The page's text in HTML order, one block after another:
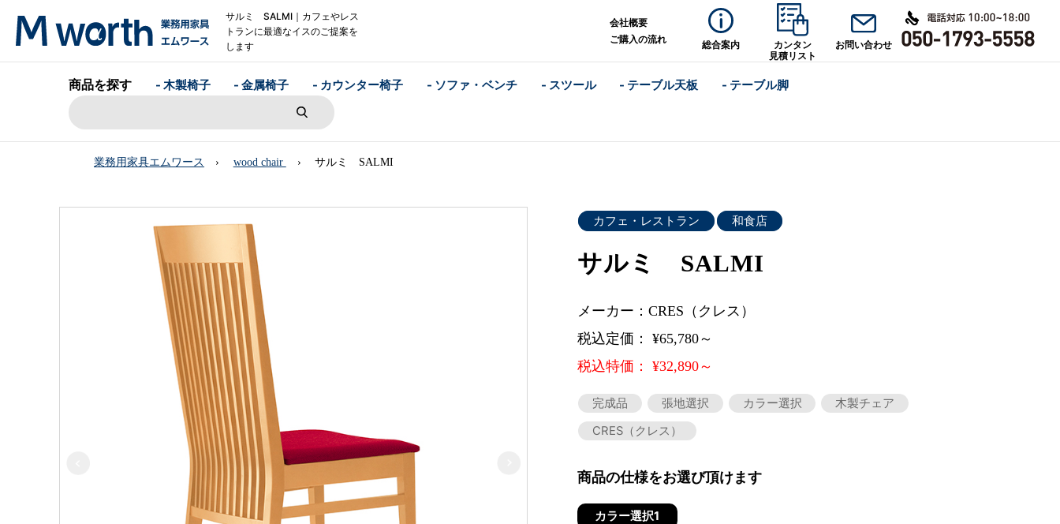
サルミ SALMI｜カフェやレス
トランに最適なイスのご提案を
します
会社概要
ご購入の流れ
総合案内
カンタン
見積リスト
お問い合わせ
商品を探す - 木製椅子 - 金属椅子 - カウンター椅子 - ソファ・ベンチ - スツール - テーブル天板 - テーブル脚
業務用家具エムワース wood chair サルミ SALMI
カフェ・レストラン 和食店
サルミ SALMI
メーカー：CRES（クレス）
税込定価： ¥65,780～
税込特価： ¥32,890～
完成品 張地選択 カラー選択
木製チェア
CRES（クレス）
商品の仕様をお選び頂けます
カラー選択1